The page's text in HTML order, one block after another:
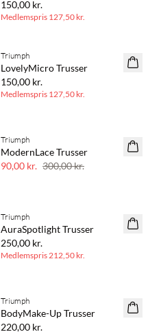
150,00 kr.
Medlemspris 127,50 kr.
Triumph
LovelyMicro Trusser
150,00 kr.
Medlemspris 127,50 kr.
70% rabat
Triumph
ModernLace Trusser
90,00 kr. 300,00 kr.
Triumph
AuraSpotlight Trusser
250,00 kr.
Medlemspris212,50 kr.
Triumph
BodyMake-Up Trusser
220,00 kr.